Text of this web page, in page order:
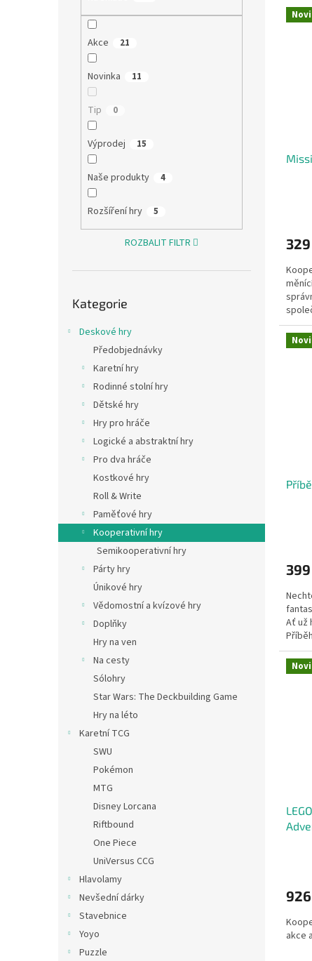
Akce 21
Novinka 11
Tip 0
Výprodej 15
Naše produkty 4
Rozšíření hry 5
ROZBALIT FILTR
kategorie
Kategorie
Deskové hry
Předobjednávky
Karetní hry
Rodinné stolní hry
Dětské hry
Hry pro hráče
Logické a abstraktní hry
Pro dva hráče
Kostkové hry
Roll & Write
Paměťové hry
Kooperativní hry
Semikooperativní hry
Párty hry
Únikové hry
Vědomostní a kvízové hry
Doplňky
Hry na ven
Na cesty
Sólohry
Star Wars: The Deckbuilding Game
Hry na léto
Karetní TCG
SWU
Pokémon
MTG
Disney Lorcana
Riftbound
One Piece
UniVersus CCG
Hlavolamy
Nevšední dárky
Stavebnice
Yoyo
Puzzle
nV
Ať už
pro...
akce